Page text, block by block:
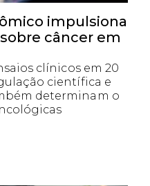
impulsiona
câncer em
clínicos em 20
científica e
determinam o